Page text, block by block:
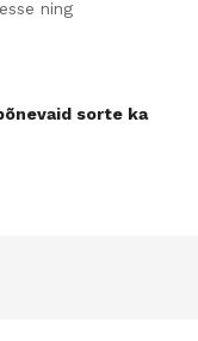
ning
sorte ka